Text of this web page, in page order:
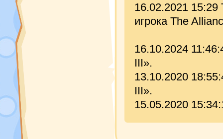
16.02.2021 15:29
игрока The
16.10.2024
III».
13.10.2020
III».
15.05.2020